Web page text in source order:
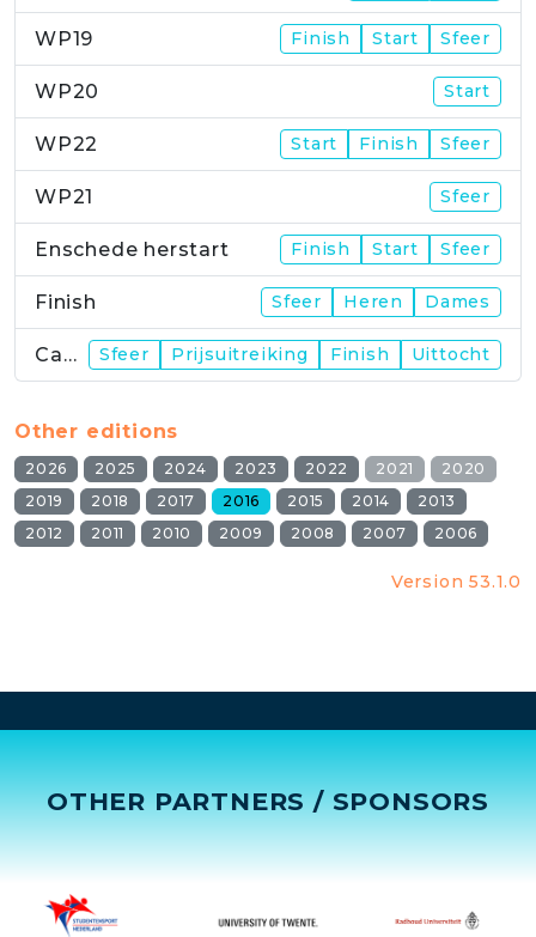
WP19 Finish Start Sfeer
WP20 Start
WP22 Start Finish Sfeer
WP21 Sfeer
Enschede herstart Finish Start Sfeer
Finish Sfeer Heren Dames
Campus Sfeer Prijsuitreiking Finish Uittocht
Other editions
2026 2025 2024 2023 2022 2021
2020
2019
2018 2017 2016 2015 2014
2013
2012
2011 2010 2009 2008 2007 2006
Version 53.1.0
OTHER PARTNERS / SPONSORS